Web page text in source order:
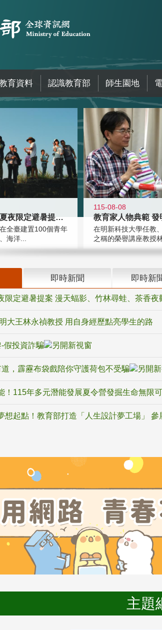
育資料 認識教育部 師生園地
青年壯遊點精選夏夜限定避暑提案 漫
全臺建置100個青年
海洋...
115-08-08
在明新科技大學任教
之稱的榮譽講座教授
即時新聞 即時新
限定避暑提案 漫天蝠影、竹林尋蛙、茶香夜
大王林永禎教授 用自身經歷點亮學生的路
假投資詐騙
，霹靂布袋戲陪你守護荷包不受騙
！115年多元潛能發展夏令營發掘生命無限
想起點！教育部打造「人生設計夢工場」
主題